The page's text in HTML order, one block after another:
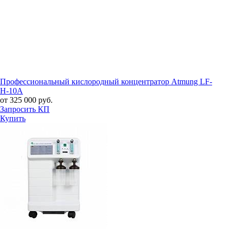
Профессиональный кислородный концентратор Atmung LF-
H-10A
от 325 000 руб.
Запросить КП
Купить